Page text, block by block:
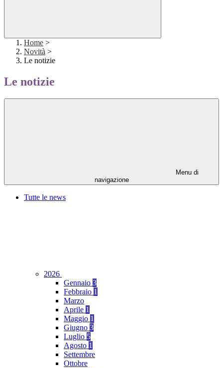
Home >
Novità >
Le notizie
Le notizie
Menu di
navigazione
Tutte le news
2026
Gennaio 3
Febbraio 1
Marzo
Aprile 1
Maggio 1
Giugno 3
Luglio 5
Agosto 1
Settembre
Ottobre